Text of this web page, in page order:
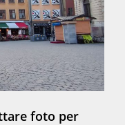
foto per